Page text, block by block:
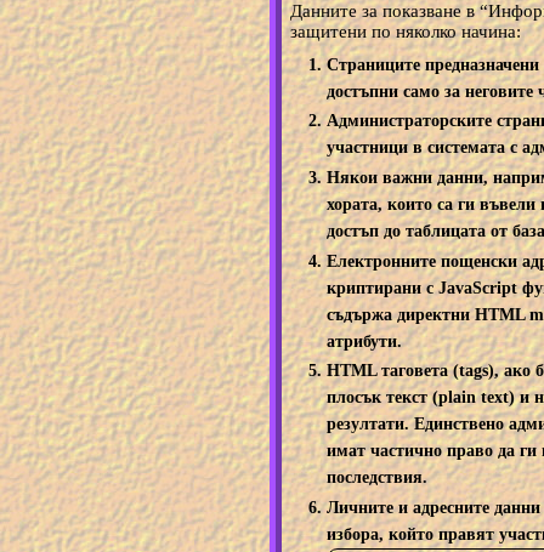
Данните за показване в
защитени по няколко начина:
Страниците
достъпни само за неговите
Администраторските
участници в системата с
Някои важни данни,
хората, които са ги
достъп до таблицата от
Електронните пощенски
криптирани с JavaScript
съдържа директни HTML
атрибути.
HTML таговета (tags), ако
плосък текст (plain text) и
резултати. Единствено
имат частично право да ги
последствия.
Личните и адресните
избора, който правят